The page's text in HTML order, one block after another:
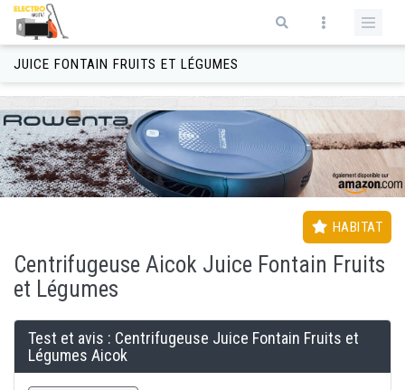
Aller au contenu principal
Formulaire de recherche
JUICE FONTAIN FRUITS ET LÉGUMES
HABITAT
Centrifugeuse Aicok Juice Fontain Fruits
et Légumes
Test et avis : Centrifugeuse Juice Fontain Fruits et
Légumes Aicok